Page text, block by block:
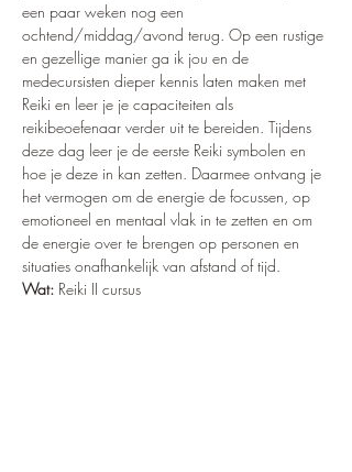
een paar weken nog een
ochtend/middag/avond terug. Op een rustige
en gezellige manier ga ik jou en de
medecursisten dieper kennis laten maken met
Reiki en leer je je capaciteiten als
reikibeoefenaar verder uit te bereiden. Tijdens
deze dag leer je de eerste Reiki symbolen en
hoe je deze in kan zetten. Daarmee ontvang je
het vermogen om de energie de focussen, op
emotioneel en mentaal vlak in te zetten en om
de energie over te brengen op personen en
situaties onafhankelijk van afstand of tijd.
Wat: Reiki II cursus